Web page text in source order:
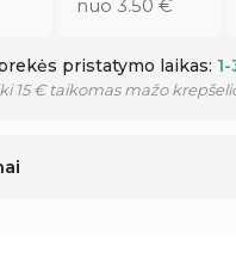
nuo 3.50 €
pristatymo laikas:
15 € taikomas mažo